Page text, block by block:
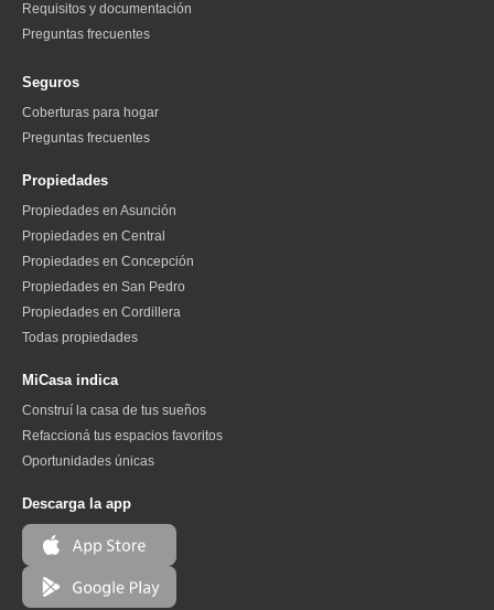
Requisitos y documentación
Preguntas frecuentes
Seguros
Coberturas para hogar
Preguntas frecuentes
Propiedades
Propiedades en Asunción
Propiedades en Central
Propiedades en Concepción
Propiedades en San Pedro
Propiedades en Cordillera
Todas propiedades
MiCasa indica
Construí la casa de tus sueños
Refaccioná tus espacios favoritos
Oportunidades únicas
Descarga la app